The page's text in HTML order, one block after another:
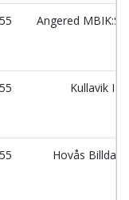
Angered
Kullavik
Hovås Billdal